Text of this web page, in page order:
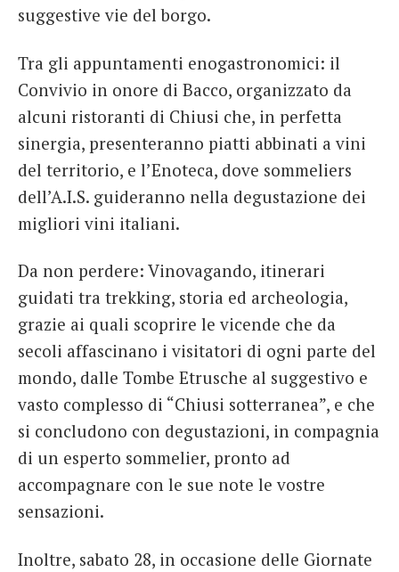
suggestive vie del borgo.
Tra gli appuntamenti enogastronomici: il
Convivio in onore di Bacco, organizzato da
alcuni ristoranti di Chiusi che, in perfetta
sinergia, presenteranno piatti abbinati a vini
del territorio, e l’Enoteca, dove sommeliers
dell’A.I.S. guideranno nella degustazione dei
migliori vini italiani.
Da non perdere: Vinovagando, itinerari
guidati tra trekking, storia ed archeologia,
grazie ai quali scoprire le vicende che da
secoli affascinano i visitatori di ogni parte del
mondo, dalle Tombe Etrusche al suggestivo e
vasto complesso di “Chiusi sotterranea”, e che
si concludono con degustazioni, in compagnia
di un esperto sommelier, pronto ad
accompagnare con le sue note le vostre
sensazioni.
Inoltre, sabato 28, in occasione delle Giornate